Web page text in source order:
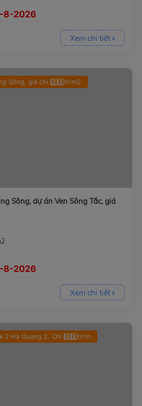
8-2026
Xem chi tiết
Sông, giá chỉ 3️⃣4️⃣tr/m2.
Sông, dự án Ven Sông Tắc, giá
8-2026
Xem chi tiết
2 Hà Quang 2. Chỉ 9️⃣8️⃣tr/m.